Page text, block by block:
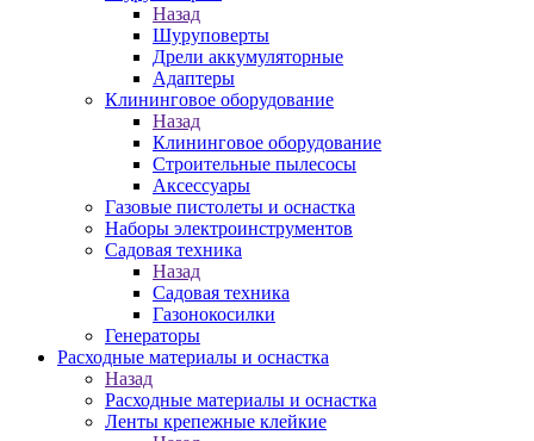
Назад
Шуруповерты
Дрели аккумуляторные
Адаптеры
Клининговое оборудование
Назад
Клининговое оборудование
Строительные пылесосы
Аксессуары
Газовые пистолеты и оснастка
Наборы электроинструментов
Садовая техника
Назад
Садовая техника
Газонокосилки
Генераторы
Расходные материалы и оснастка
Назад
Расходные материалы и оснастка
Ленты крепежные клейкие